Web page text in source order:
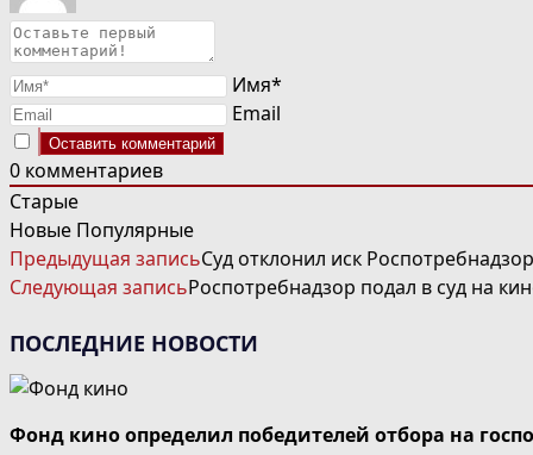
Имя*
Email
0 комментариев
Старые
Новые Популярные
ЧИТАТЬ
ДАЛЕЕ
СТАТЬИ
Предыдущая записьСуд отклонил иск
Следующая записьРоспотребнадзор подал в суд на
ПОСЛЕДНИЕ НОВОСТИ
Фонд кино определил победителей отбора на